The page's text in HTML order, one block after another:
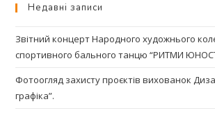
Недавні записи
Звітний концерт Народного художнього
спортивного бального танцю “РИТМИ
Фотоогляд захисту проєктів вихованок
графіка”.